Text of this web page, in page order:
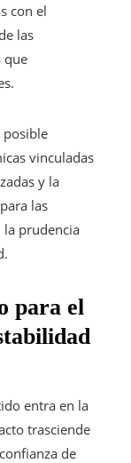
con el
las
que
posible
vinculadas
y la
las
la prudencia
para el
entra en la
trasciende
de